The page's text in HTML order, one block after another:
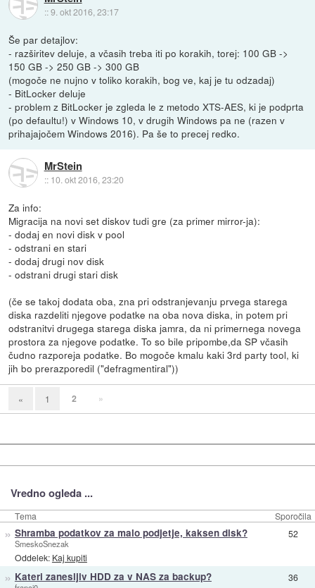
::9. okt 2016, 23:17
Še par detajlov:
- razširitev deluje, a včasih treba iti po korakih, torej: 100 GB ->
150 GB -> 250 GB -> 300 GB
(mogoče ne nujno v toliko korakih, bog ve, kaj je tu odzadaj)
- BitLocker deluje
- problem z BitLocker je zgleda le z metodo XTS-AES, ki je podprta
(po defaultu!) v Windows 10, v drugih Windows pa ne (razen v
prihajajočem Windows 2016). Pa še to precej redko.
MrStein
:: 10. okt 2016, 23:20
Za info:
Migracija na novi set diskov tudi gre (za primer mirror-ja):
- dodaj en novi disk v pool
- odstrani en stari
- dodaj drugi nov disk
- odstrani drugi stari disk
(če se takoj dodata oba, zna pri odstranjevanju prvega starega
diska razdeliti njegove podatke na oba nova diska, in potem pri
odstranitvi drugega starega diska jamra, da ni primernega novega
prostora za njegove podatke. To so bile pripombe,da SP včasih
čudno razporeja podatke. Bo mogoče kmalu kaki 3rd party tool, ki
jih bo prerazporedil ("defragmentiral"))
« 1 2 »
Vredno ogleda ...
Tema Sporočila
» Shramba podatkov za malo podjetje, kaksen disk?
SmeskoSnezak
Oddelek: Kaj kupiti
52
» Kateri zanesljiv HDD za v NAS za backup? 36